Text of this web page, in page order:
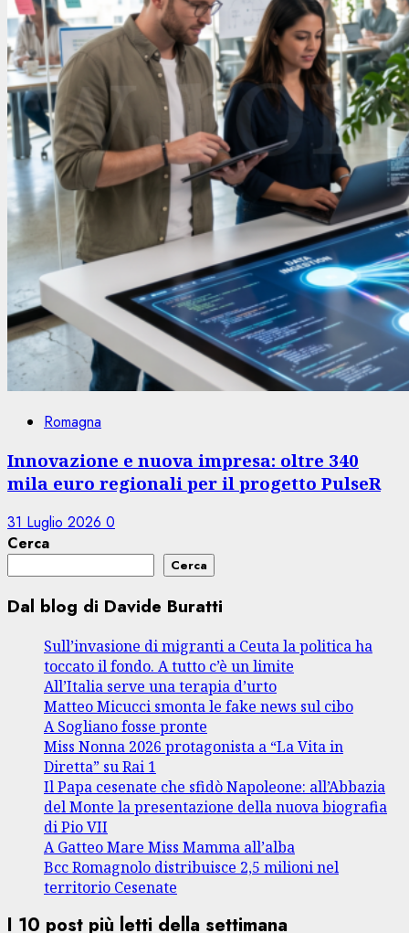
Romagna
Innovazione e nuova impresa: oltre 340
mila euro regionali per il progetto PulseR
31 Luglio 2026 0
Cerca
Cerca
Dal blog di Davide Buratti
Sull’invasione di migranti a Ceuta la politica ha
toccato il fondo. A tutto c’è un limite
All’Italia serve una terapia d’urto
Matteo Micucci smonta le fake news sul cibo
A Sogliano fosse pronte
Miss Nonna 2026 protagonista a “La Vita in
Diretta” su Rai 1
Il Papa cesenate che sfidò Napoleone: all’Abbazia
del Monte la presentazione della nuova biografia
di Pio VII
A Gatteo Mare Miss Mamma all’alba
Bcc Romagnolo distribuisce 2,5 milioni nel
territorio Cesenate
I 10 post più letti della settimana